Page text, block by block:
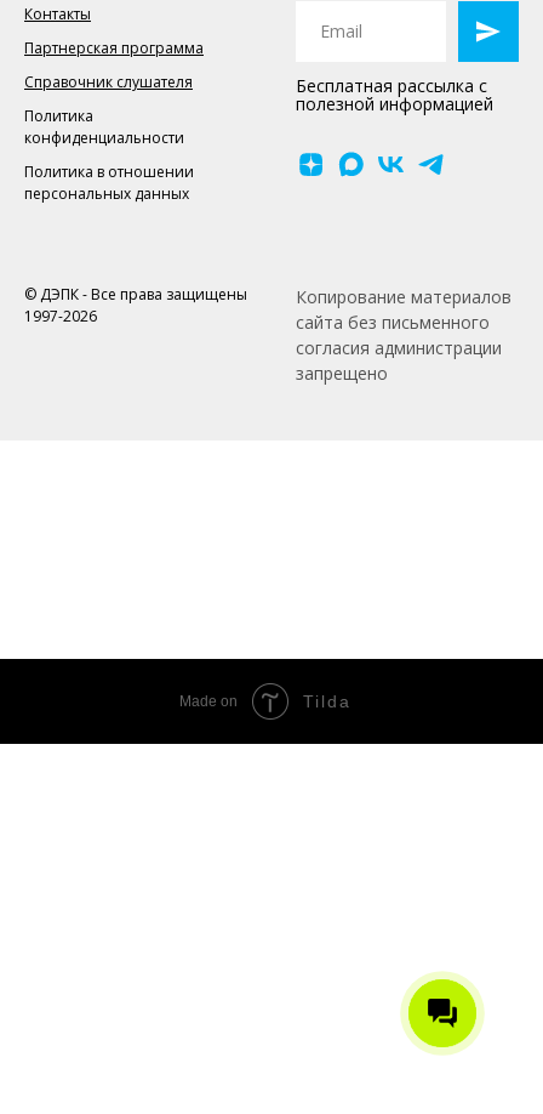
Контакты
Партнерская программа
Справочник слушателя
Политика
конфиденциальности
Политика в отношении
персональных данных
Бесплатная рассылка с
полезной информацией
© ДЭПК - Все права защищены
1997-2026
Копирование материалов
сайта без письменного
согласия администрации
запрещено
Made on Tilda